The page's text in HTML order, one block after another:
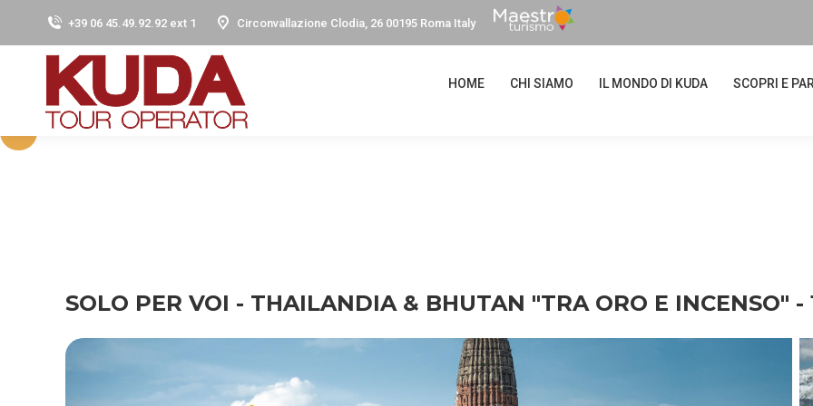
+39 06 45.49.92.92 ext 1 Circonvallazione Clodia, 26 00195 Roma Italy
HOME CHI SIAMO IL MONDO DI KUDA SCOPRI E
SOLO PER VOI - THAILANDIA & BHUTAN "TRA ORO E INCENSO" -